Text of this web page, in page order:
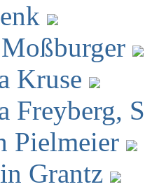
Kruse
Freyberg,
Pielmeier
Grantz